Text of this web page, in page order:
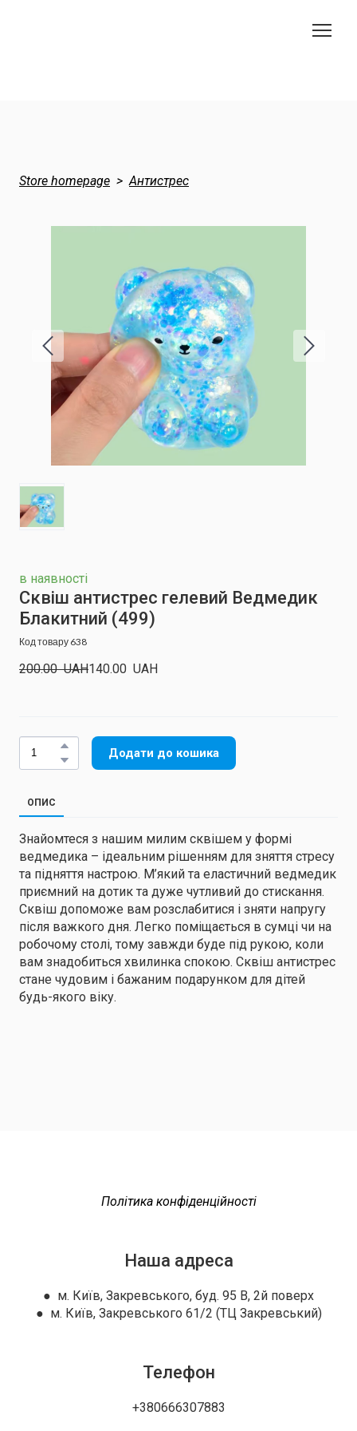
Store homepage Антистрес
в наявності
Сквіш антистрес гелевий Ведмедик
Блакитний (499)
Код товару 638
200.00  UAH140.00  UAH
Додати до кошика
ОПИС
Знайомтеся з нашим милим сквішем у формі
ведмедика – ідеальним рішенням для зняття стресу
та підняття настрою. М’який та еластичний ведмедик
приємний на дотик та дуже чутливий до стискання.
Сквіш допоможе вам розслабитися і зняти напругу
після важкого дня. Легко поміщається в сумці чи на
робочому столі, тому завжди буде під рукою, коли
вам знадобиться хвилинка спокою. Сквіш антистрес
стане чудовим і бажаним подарунком для дітей
будь-якого віку.
Політика конфіденційності
Наша адреса
● м. Київ, Закревського, буд. 95 В, 2й поверх
● м. Київ, Закревського 61/2 (ТЦ Закревський)
Телефон
+380666307883